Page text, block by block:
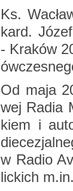
Ks.
kard.
- Kra­ków
Od maja
wej Radia
kiem i
w Radio
lic­kich